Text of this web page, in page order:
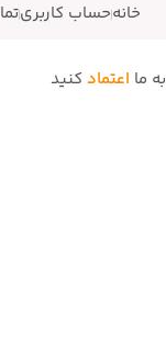
خانهحساب کاربری
به ما اعتماد کنید